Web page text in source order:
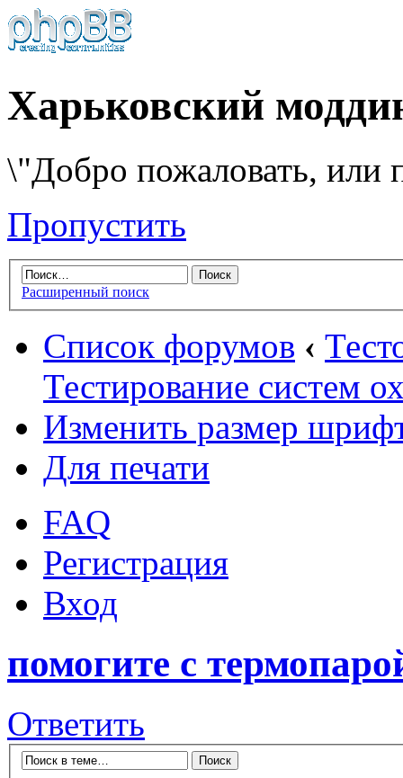
Харьковский
\"Добро пожаловать, или
Пропустить
Расширенный поиск
Список форумов ‹
Тестирование систем
Изменить размер
Для печати
FAQ
Регистрация
Вход
помогите с
Ответить